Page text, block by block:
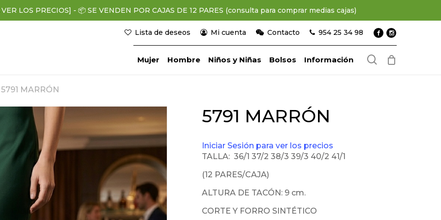
LOS PRECIOS] - 📦 SE VENDEN POR CAJAS DE 12 PARES (consulta para comprar medias cajas)
Lista de deseos Mi cuenta Contacto 954 25 34 98
Mujer Hombre Niños y Niñas Bolsos Información search
5791 MARRÓN
5791 MARRÓN
Iniciar Sesión para ver los precios
TALLA: 36/1 37/2 38/3 39/3 40/2 41/1
(12 PARES/CAJA)
ALTURA DE TACÓN: 9 cm.
CORTE Y FORRO SINTÉTICO